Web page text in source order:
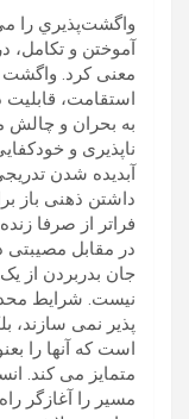
واگشت‌پذيري را می
آموختن و تکامل،
معنی کرد. واگشت
استقامت، قابلیت
به بحران و
ناپذیری و
آبدیده شدن
داشتن ذهنی باز
فراتر از صرفا
در مقابل
جان بدربردن از
نیست. شرایط
پذیر نمی سازند،
است که آنها را
متمایز می کند.
مسیر را آغازگر